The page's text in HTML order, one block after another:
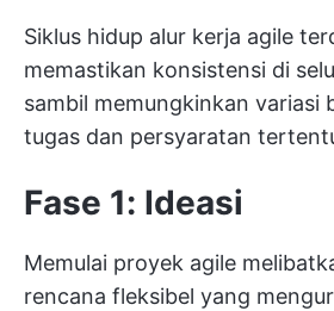
Siklus hidup alur kerja agile
memastikan konsistensi di
sambil memungkinkan variasi
tugas dan persyaratan
Fase 1: Ideasi
Memulai proyek agile
rencana fleksibel yang